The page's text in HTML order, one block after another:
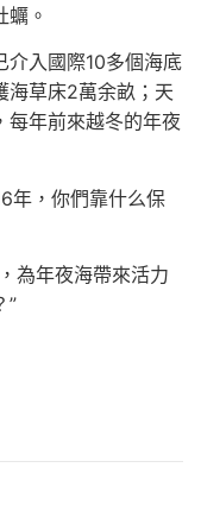
。
介入國際10多個海底
海草床2萬余畝；天
每年前來越冬的年夜
年，你們靠什么保
為年夜海帶來活力
”